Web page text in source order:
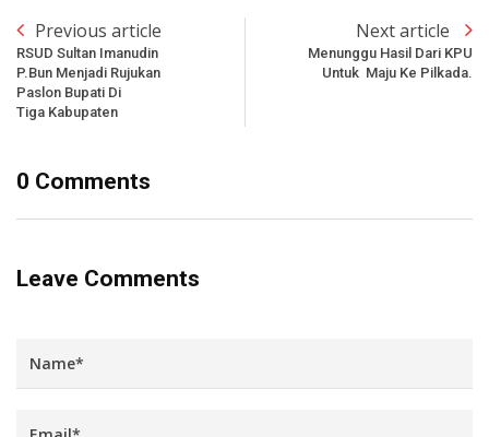
Previous article
RSUD Sultan Imanudin
P.Bun Menjadi Rujukan
Paslon Bupati Di
Tiga Kabupaten
Next article
Menunggu Hasil Dari KPU
Untuk Maju Ke Pilkada.
0 Comments
Leave Comments